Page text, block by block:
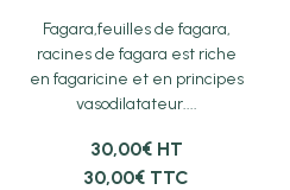
Fagara,feuilles de fagara,
racines de fagara est riche
en fagaricine et en principes
vasodilatateur....
30,00€ HT
30,00€ TTC